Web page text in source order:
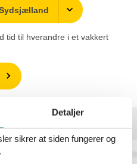
tid til hverandre i et vakkert
Detaljer
sikrer at siden fungerer og